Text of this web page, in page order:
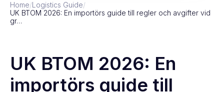
Home/Logistics Guide/
UK BTOM 2026: En importörs guide till regler och avgifter vid
gr…
UK BTOM 2026: En
importörs guide till